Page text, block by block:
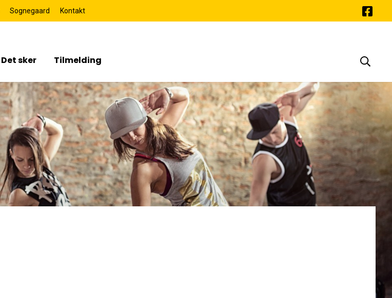
Sognegaard Kontakt
Det sker Tilmelding